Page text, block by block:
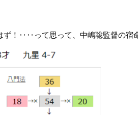
！‥‥って思って、中嶋聡監督の宿